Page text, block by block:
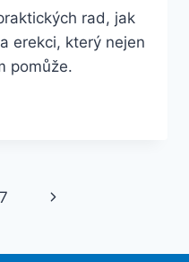
rad, jak
erekci, který nejen
pomůže.
7
Další